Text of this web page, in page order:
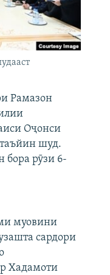
Рамазон
Оҷонси
шуд.
рӯзи 6-
муовини
сардори
Хадамоти